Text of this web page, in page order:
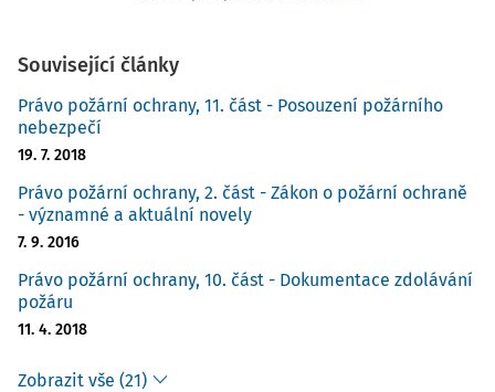
Související články
Právo požární ochrany, 11. část - Posouzení požárního
nebezpečí
19. 7. 2018
Právo požární ochrany, 2. část - Zákon o požární ochraně
- významné a aktuální novely
7. 9. 2016
Právo požární ochrany, 10. část - Dokumentace zdolávání
požáru
11. 4. 2018
Zobrazit vše (21)